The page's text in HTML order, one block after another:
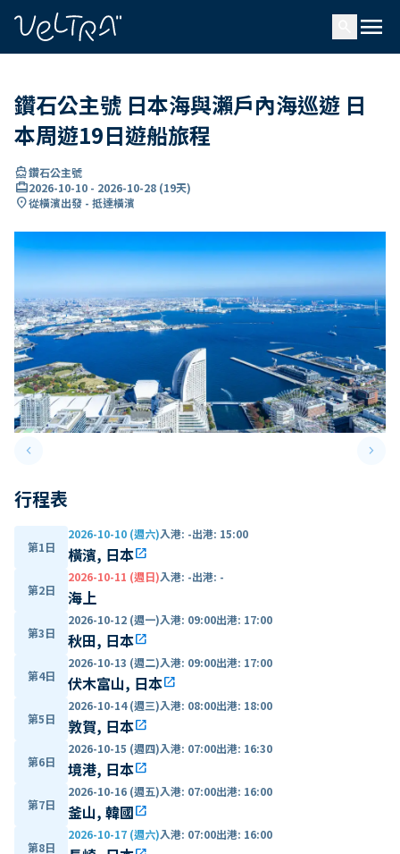
menu
鑽石公主號 日本海與瀨戶內海巡遊 日
本周遊19日遊船旅程
directions_boat鑽石公主號
card_travel2026-10-10 - 2026-10-28 (19天)
location_on從橫濱出發 - 抵達橫濱
keyboard_arrow_leftPrevious slide keyboard_arrow_right
行程表
第1日
2026-10-10 (週六)入港: -出港: 15:00
橫濱, 日本open_in_new
第2日
2026-10-11 (週日)入港: -出港: -
海上
第3日
2026-10-12 (週一)入港: 09:00出港: 17:00
秋田, 日本open_in_new
第4日
2026-10-13 (週二)入港: 09:00出港: 17:00
伏木富山, 日本open_in_new
第5日
2026-10-14 (週三)入港: 08:00出港: 18:00
敦賀, 日本open_in_new
第6日
2026-10-15 (週四)入港: 07:00出港: 16:30
境港, 日本open_in_new
第7日
2026-10-16 (週五)入港: 07:00出港: 16:00
釜山, 韓國open_in_new
第8日
2026-10-17 (週六)入港: 07:00出港: 16:00